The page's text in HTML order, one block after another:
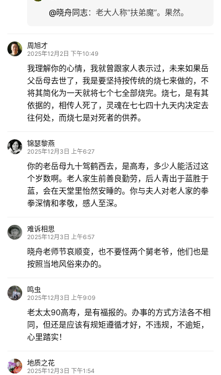
@晓舟同志： 老大人称“扶弟魔”。果然。
周旭才
2025年12月2日 下午10:49
我理解你的心情，我就曾跟家人表示过，未来如果岳
父岳母去世了，我是要坚持按传统的烧七来做的，不
将其简化为一天就将七个七全部烧完。烧七，是有其
依据的，相传人死了，灵魂在七七四十九天内决定去
往何处，而烧七是对死者的供养。
锦瑟黎燕
2025年12月3日 上午6:27
你的老岳母九十驾鹤西去，是高寿，多少人能活过这
个岁数啊。老人家生前善良勤劳，后人青出于蓝胜于
蓝，会在天堂里怡然安睡的。你与夫人对老人家的拳
拳深情和孝敬，感人至深。
难诉相思
2025年12月3日 上午6:57
晓舟老师节哀顺变，也不要怪两个舅老爷，他们也是
按照当地风俗来办的。
鸣虫
2025年12月3日 上午9:09
老太太90高寿，是有福报的。办事的方式方法各不相
同，但还是应该有规矩遵循才好，不违规，不逾矩，
心里踏实！
地质之花
2025年12月3日 下午1:54